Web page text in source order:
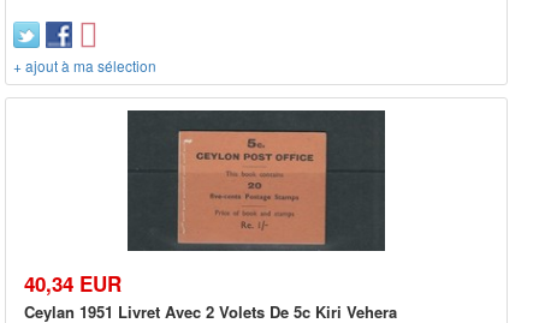
+ ajout à ma sélection
40,34 EUR
Ceylan 1951 Livret Avec 2 Volets De 5c Kiri Vehera